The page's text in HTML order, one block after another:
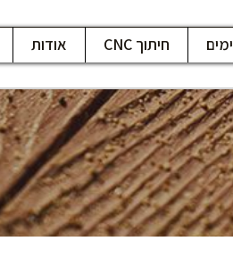
חיתוך CNC אודות